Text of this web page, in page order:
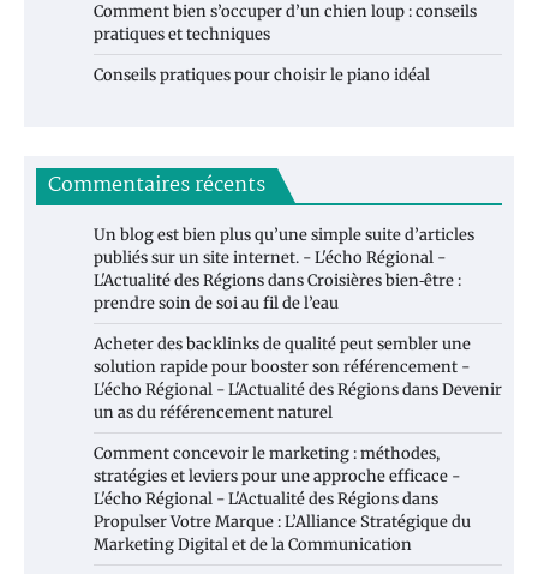
Comment bien s’occuper d’un chien loup : conseils
pratiques et techniques
Conseils pratiques pour choisir le piano idéal
Commentaires récents
Un blog est bien plus qu’une simple suite d’articles
publiés sur un site internet. - L'écho Régional -
L'Actualité des RégionsdansCroisières bien‑être :
prendre soin de soi au fil de l’eau
Acheter des backlinks de qualité peut sembler une
solution rapide pour booster son référencement -
L'écho Régional - L'Actualité des RégionsdansDevenir
un as du référencement naturel
Comment concevoir le marketing : méthodes,
stratégies et leviers pour une approche efficace -
L'écho Régional - L'Actualité des Régionsdans
Propulser Votre Marque : L’Alliance Stratégique du
Marketing Digital et de la Communication